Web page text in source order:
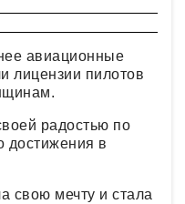
авиационные
лицензии пилотов
радостью по
достижения в
свою мечту и стала